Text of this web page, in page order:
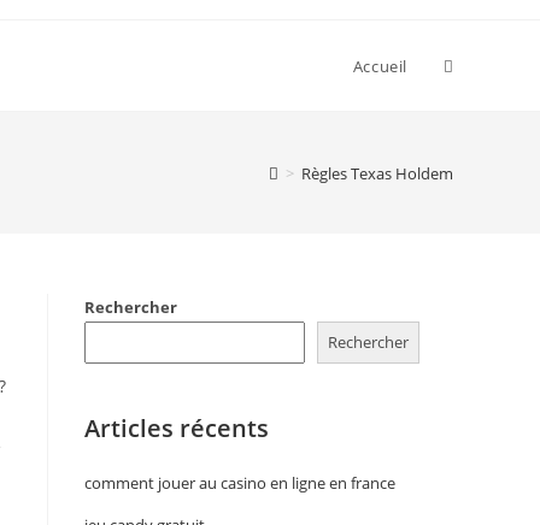
Accueil
> Règles Texas Holdem
Rechercher
Rechercher
Articles récents
comment jouer au casino en ligne en france